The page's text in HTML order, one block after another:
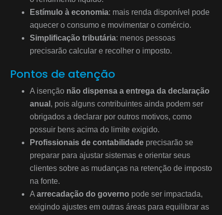
Estímulo à economia: mais renda disponível pode
aquecer o consumo e movimentar o comércio.
Simplificação tributária: menos pessoas
precisarão calcular e recolher o imposto.
Pontos de atenção
A isenção não dispensa a entrega da declaração
anual , pois alguns contribuintes ainda podem ser
obrigados a declarar por outros motivos, como
possuir bens acima do limite exigido.
Profissionais de contabilidade precisarão se
preparar para ajustar sistemas e orientar seus
clientes sobre as mudanças na retenção de imposto
na fonte.
A arrecadação do governo pode ser impactada,
exigindo ajustes em outras áreas para equilibrar as